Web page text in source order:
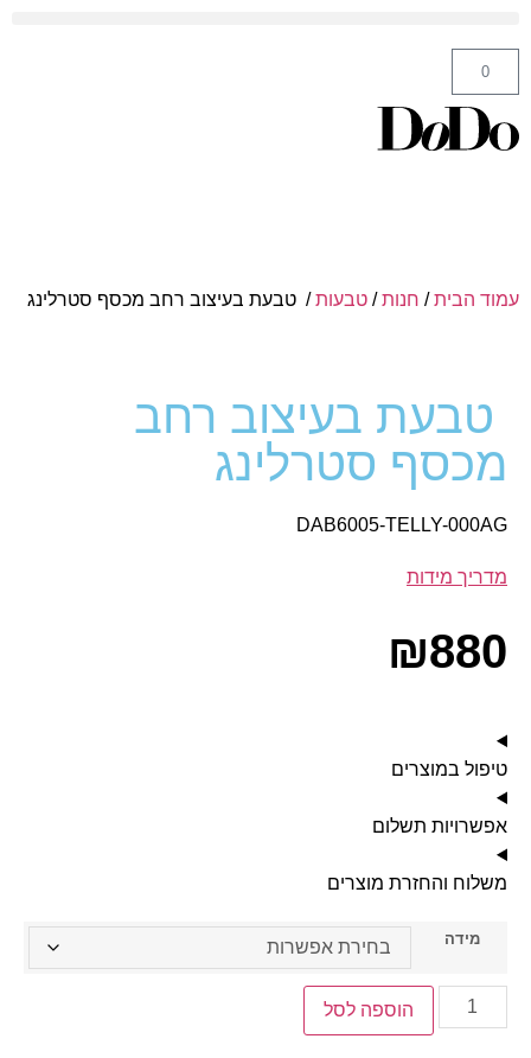
0
עמוד הבית/ חנות/ טבעות/ טבעת בעיצוב רחב מכסף סטרלינג
טבעת בעיצוב רחב
מכסף סטרלינג
DAB6005-TELLY-000AG
מדריך מידות
₪880
טיפול במוצרים
אפשרויות תשלום
משלוח והחזרת מוצרים
מידה
הוספה לסל